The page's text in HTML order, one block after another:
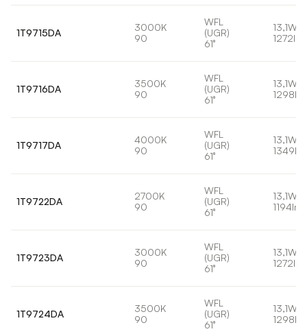
1T9715DA
3000K
90
WFL
(UGR)
61°
13,1W
1272lm
1T9716DA
3500K
90
WFL
(UGR)
61°
13,1W
1298lm
1T9717DA
4000K
90
WFL
(UGR)
61°
13,1W
1349lm
1T9722DA
2700K
90
WFL
(UGR)
61°
13,1W
1194lm
1T9723DA
3000K
90
WFL
(UGR)
61°
13,1W
1272lm
1T9724DA
3500K
90
WFL
(UGR)
61°
13,1W
1298lm